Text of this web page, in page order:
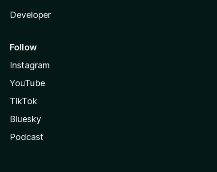
Developer
Follow
Instagram
YouTube
TikTok
Bluesky
Podcast